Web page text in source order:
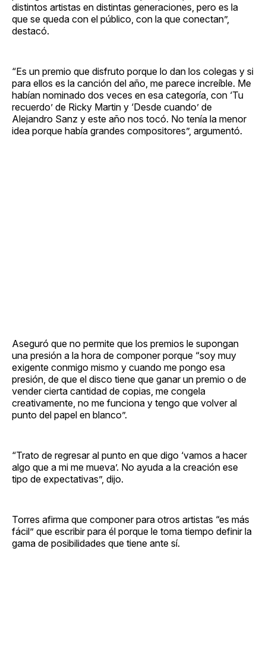
distintos artistas en distintas generaciones, pero es la
que se queda con el público, con la que conectan”,
destacó.
“Es un premio que disfruto porque lo dan los colegas y si
para ellos es la canción del año, me parece increíble. Me
habían nominado dos veces en esa categoría, con ‘Tu
recuerdo’ de Ricky Martin y ‘Desde cuando’ de
Alejandro Sanz y este año nos tocó. No tenía la menor
idea porque había grandes compositores”, argumentó.
Aseguró que no permite que los premios le supongan
una presión a la hora de componer porque “soy muy
exigente conmigo mismo y cuando me pongo esa
presión, de que el disco tiene que ganar un premio o de
vender cierta cantidad de copias, me congela
creativamente, no me funciona y tengo que volver al
punto del papel en blanco”.
“Trato de regresar al punto en que digo ‘vamos a hacer
algo que a mi me mueva’. No ayuda a la creación ese
tipo de expectativas”, dijo.
Torres afirma que componer para otros artistas “es más
fácil” que escribir para él porque le toma tiempo definir la
gama de posibilidades que tiene ante sí.